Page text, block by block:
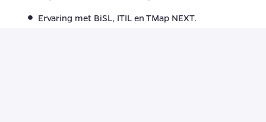
Ervaring met BiSL, ITIL en TMap NEXT.